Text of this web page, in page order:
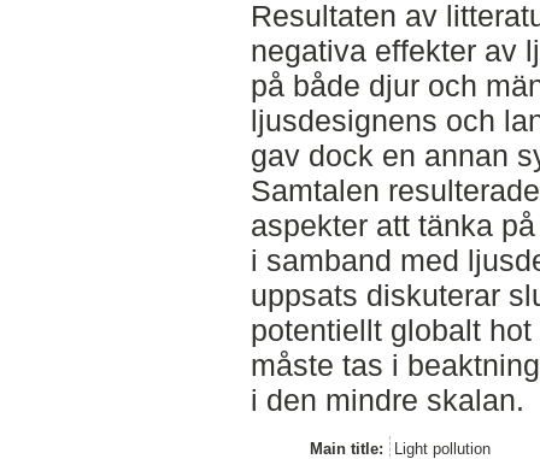
Resultaten av
negativa effekter av
på både djur och
ljusdesignens och
gav dock en annan
Samtalen
aspekter att tänka
i samband med
uppsats diskuterar
potentiellt globalt hot
måste tas i
i den mindre skalan.
Main title:
Light pollution